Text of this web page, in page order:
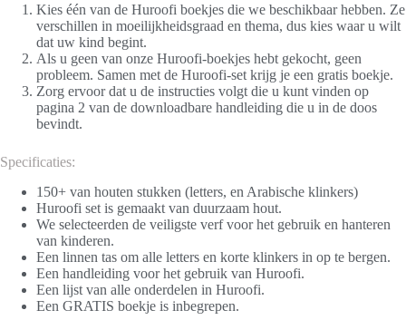
Kies één van de Huroofi boekjes die we beschikbaar hebben. Ze
verschillen in moeilijkheidsgraad en thema, dus kies waar u wilt
dat uw kind begint.
Als u geen van onze Huroofi-boekjes hebt gekocht, geen
probleem. Samen met de Huroofi-set krijg je een gratis boekje.
Zorg ervoor dat u de instructies volgt die u kunt vinden op
pagina 2 van de downloadbare handleiding die u in de doos
bevindt.
Specificaties:
150+ van houten stukken (letters, en Arabische klinkers)
Huroofi set is gemaakt van duurzaam hout.
We selecteerden de veiligste verf voor het gebruik en hanteren
van kinderen.
Een linnen tas om alle letters en korte klinkers in op te bergen.
Een handleiding voor het gebruik van Huroofi.
Een lijst van alle onderdelen in Huroofi.
Een GRATIS boekje is inbegrepen.